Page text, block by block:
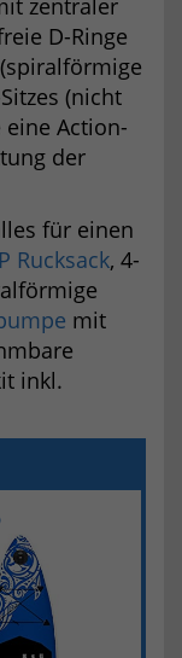
zentraler
D-Ringe
(spiralförmige
(nicht
Action-
der
für einen
Rucksack, 4-
mit
inkl.